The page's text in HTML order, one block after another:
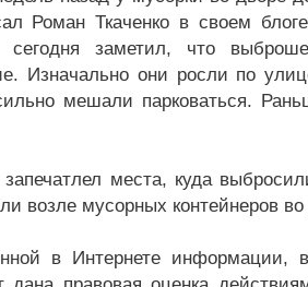
Роман Ткаченко в своем
сегодня заметил, что
Изначально они росли по
мешали парковаться.
места, куда
возле мусорных контейнеров во
в Интернете информации, в